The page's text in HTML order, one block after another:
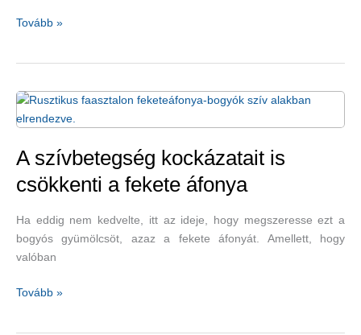
Egy
–
narancs
Tovább »
A szívbetegség kockázatait is
csökkenti a fekete áfonya
Ha eddig nem kedvelte, itt az ideje, hogy megszeresse ezt a
bogyós gyümölcsöt, azaz a fekete áfonyát. Amellett, hogy
valóban
A
Tovább »